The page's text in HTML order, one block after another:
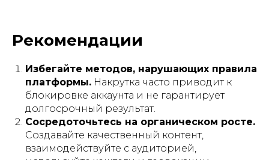
Рекомендации
Избегайте методов, нарушающих правила
платформы. Накрутка часто приводит к
блокировке аккаунта и не гарантирует
долгосрочный результат.
Сосредоточьтесь на органическом росте.
Создавайте качественный контент,
взаимодействуйте с аудиторией,